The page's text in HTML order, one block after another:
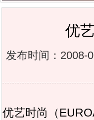
优
发布时间：
优艺时尚（